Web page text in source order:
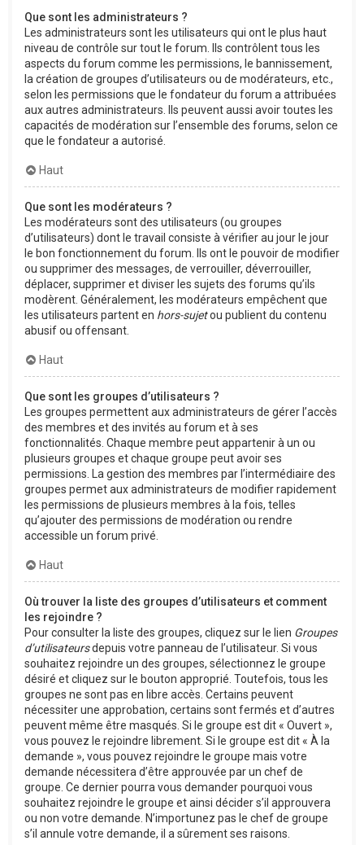
Que sont les administrateurs ?
Les administrateurs sont les utilisateurs qui ont le plus haut
niveau de contrôle sur tout le forum. Ils contrôlent tous les
aspects du forum comme les permissions, le bannissement,
la création de groupes d’utilisateurs ou de modérateurs, etc.,
selon les permissions que le fondateur du forum a attribuées
aux autres administrateurs. Ils peuvent aussi avoir toutes les
capacités de modération sur l’ensemble des forums, selon ce
que le fondateur a autorisé.
Haut
Que sont les modérateurs ?
Les modérateurs sont des utilisateurs (ou groupes
d’utilisateurs) dont le travail consiste à vérifier au jour le jour
le bon fonctionnement du forum. Ils ont le pouvoir de modifier
ou supprimer des messages, de verrouiller, déverrouiller,
déplacer, supprimer et diviser les sujets des forums qu’ils
modèrent. Généralement, les modérateurs empêchent que
les utilisateurs partent en hors-sujetou publient du contenu
abusif ou offensant.
Haut
Que sont les groupes d’utilisateurs ?
Les groupes permettent aux administrateurs de gérer l’accès
des membres et des invités au forum et à ses
fonctionnalités. Chaque membre peut appartenir à un ou
plusieurs groupes et chaque groupe peut avoir ses
permissions. La gestion des membres par l’intermédiaire des
groupes permet aux administrateurs de modifier rapidement
les permissions de plusieurs membres à la fois, telles
qu’ajouter des permissions de modération ou rendre
accessible un forum privé.
Haut
Où trouver la liste des groupes d’utilisateurs et comment
les rejoindre ?
Pour consulter la liste des groupes, cliquez sur le lien Groupes
d’utilisateursdepuis votre panneau de l’utilisateur. Si vous
souhaitez rejoindre un des groupes, sélectionnez le groupe
désiré et cliquez sur le bouton approprié. Toutefois, tous les
groupes ne sont pas en libre accès. Certains peuvent
nécessiter une approbation, certains sont fermés et d’autres
peuvent même être masqués. Si le groupe est dit « Ouvert »,
vous pouvez le rejoindre librement. Si le groupe est dit « À la
demande », vous pouvez rejoindre le groupe mais votre
demande nécessitera d’être approuvée par un chef de
groupe. Ce dernier pourra vous demander pourquoi vous
souhaitez rejoindre le groupe et ainsi décider s’il approuvera
ou non votre demande. N’importunez pas le chef de groupe
s’il annule votre demande, il a sûrement ses raisons.